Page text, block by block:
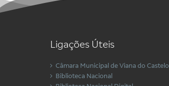
Ligações Úteis
Câmara Municipal de Viana do Castelo
Biblioteca Nacional